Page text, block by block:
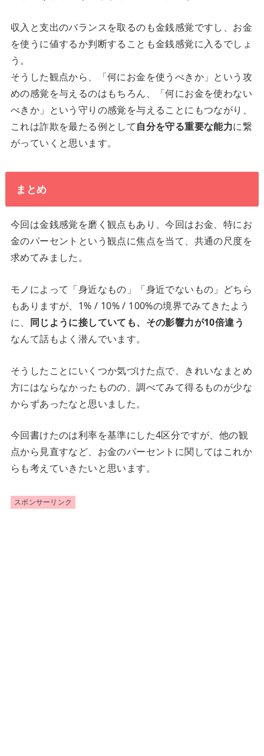
収入と支出のバランスを取るのも金銭感覚ですし、お金
を使うに値するか判断することも金銭感覚に入るでしょ
う。
そうした観点から、「何にお金を使うべきか」という攻
めの感覚を与えるのはもちろん、「何にお金を使わない
べきか」という守りの感覚を与えることにもつながり、
これは詐欺を最たる例として自分を守る重要な能力に繋
がっていくと思います。
まとめ
今回は金銭感覚を磨く観点もあり、今回はお金、特にお
金のパーセントという観点に焦点を当て、共通の尺度を
求めてみました。
モノによって「身近なもの」「身近でないもの」どちら
もありますが、1% / 10% / 100%の境界でみてきたよう
に、 同じように接していても、その影響力が10倍違う
なんて話もよく潜んでいます。
そうしたことにいくつか気づけた点で、きれいなまとめ
方にはならなかったものの、調べてみて得るものが少な
からずあったなと思いました。
今回書けたのは利率を基準にした4区分ですが、他の観
点から見直すなど、お金のパーセントに関してはこれか
らも考えていきたいと思います。
スポンサーリンク